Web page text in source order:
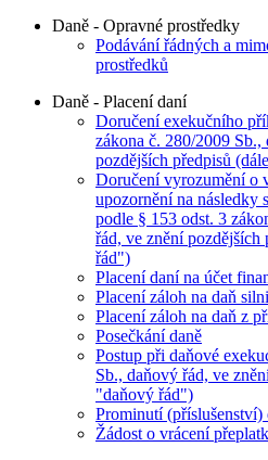
Daně - Opravné prostředky
Podávání řádných a
prostředků
Daně - Placení daní
Doručení exekučního
zákona č. 280/2009
pozdějších předpisů
Doručení vyrozumění o
upozornění na následky
podle § 153 odst. 3
řád, ve znění
řád")
Placení daní na účet
Placení záloh na daň
Placení záloh na daň z
Posečkání daně
Postup při daňové
Sb., daňový řád, ve
"daňový řád")
Prominutí (příslušenství)
Žádost o vrácení